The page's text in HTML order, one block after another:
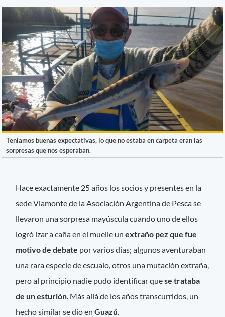
Teníamos buenas expectativas, lo que no estaba en carpeta eran las
sorpresas que nos esperaban.
Hace exactamente 25 años los socios y presentes en la
sede Viamonte de la Asociación Argentina de Pesca se
llevaron una sorpresa mayúscula cuando uno de ellos
logró izar a caña en el muelle unextraño pez que fue
motivo de debate por varios días; algunos aventuraban
una rara especie de escualo, otros una mutación extraña,
pero al principio nadie pudo identificar quese trataba
de un esturión . Más allá de los años transcurridos, un
hecho similar se dio enGuazú